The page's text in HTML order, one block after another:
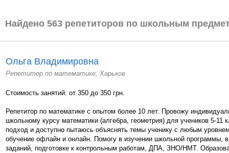
Найдено 563 репетиторов по школьным
Ольга Владимировна
Репетитор по математике, Харьков
Стоимость занятий: от 350 до 350 грн.
Репетитор по математике с опытом более 10 лет. Провожу
школьному курсу математики (алгебра, геометрия) для учеников 5-11
подход и доступно пытаюсь объяснять темы ученику с любым
обучение офлайн и онлайн. Помогу в изучении школьной программы,
заданий, подготовке к контрольным работам, ДПА, ЗНО/НМТ.